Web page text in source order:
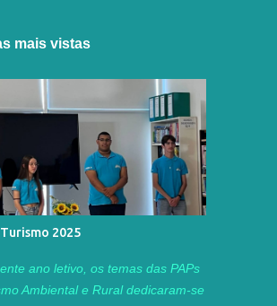
mais vistas
2025
ano letivo, os temas das PAPs
Ambiental e Rural dedicaram-se